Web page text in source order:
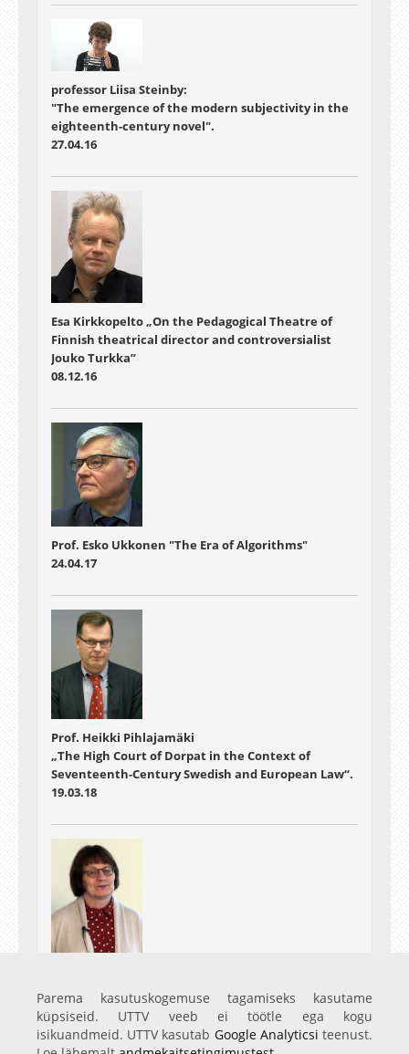
professor Liisa Steinby:
"The emergence of the modern subjectivity in the
eighteenth-century novel".
27.04.16
Esa Kirkkopelto „On the Pedagogical Theatre of
Finnish theatrical director and controversialist
Jouko Turkka”
08.12.16
Prof. Esko Ukkonen "The Era of Algorithms"
24.04.17
Prof. Heikki Pihlajamäki
„The High Court of Dorpat in the Context of
Seventeenth-Century Swedish and European Law“.
19.03.18
25.04.19
Parema kasutuskogemuse tagamiseks kasutame
küpsiseid. UTTV veeb ei töötle ega kogu
isikuandmeid. UTTV kasutab Google Analyticsi teenust.